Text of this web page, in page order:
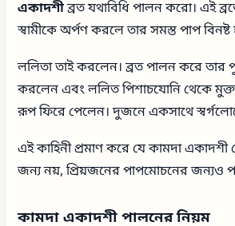
একাদশীব্রত যথাবিধি পালন করো। এই
স্বামীকে অর্পণ করলে তার সমস্ত পাপ বিনষ্ট
ললিতা তাই করলেন। ব্রত পালন করে তার
করলেন এবং ললিত পিশাচযোনি থেকে মুক্ত
রূপ ফিরে পেলেন। দুজনে একসাথে
এই কাহিনী প্রমাণ করে যে কামদা
জন্য নয়, প্রিয়জনের পাপমোচনের জন্যও
কামদা একাদশী পালনের নিয়ম